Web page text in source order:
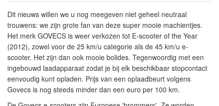
Dit nieuws willen we u nog meegeven niet geheel neutraal
trouwens: we zijn grote fan van deze super mooie machientjes.
Het merk GOVECS is weer verkozen tot E-scooter of the Year
(2012), zowel voor de 25 km/u categorie als de 45 km/u e-
scooter. Het zijn dan ook mooie bolides. Tegenwoordig met een
ingebouwd laadapparaat zodat je bij elk beschikbaar stopcontact
eenvoudig kunt opladen. Prijs van een oplaadbeurt volgens
Govecs is nog steeds minder dan een euro per 100 km.